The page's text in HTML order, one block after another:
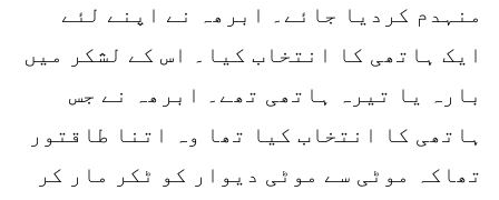
منہدم کردیا جائے۔ ابرھہ نے اپنے لئے
ایک ہاتھی کا انتخاب کیا۔ اس کے لشکر میں
بارہ یا تیرہ ہاتھی تھے۔ ابرھہ نے جس
ہاتھی کا انتخاب کیا تھا وہ اتنا طاقتور
تھاکہ موٹی سے موٹی دیوار کو ٹکر مار کر